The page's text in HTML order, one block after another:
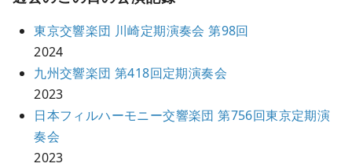
東京交響楽団 川崎定期演奏会 第98回
2024
九州交響楽団 第418回定期演奏会
2023
日本フィルハーモニー交響楽団 第756回東京定期演
奏会
2023